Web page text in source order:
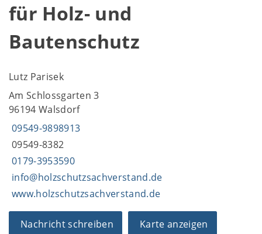
für Holz- und
Bautenschutz
Lutz Parisek
Am Schlossgarten 3
96194 Walsdorf
09549-9898913
09549-8382
0179-3953590
info@holzschutzsachverstand.de
www.holzschutzsachverstand.de
Nachricht schreiben Karte anzeigen